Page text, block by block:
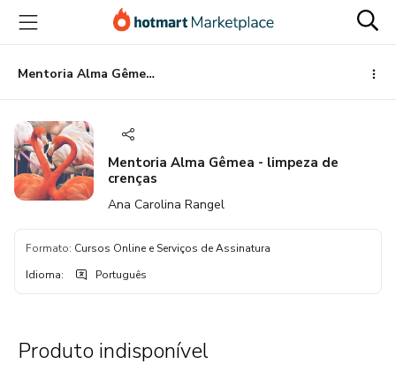
para
conteúdo
principal
para
pagamento
para
rodapé
Mentoria Alma Gêmea - limpeza de crenças
Mentoria Alma Gêmea - limpeza de
crenças
Ana Carolina Rangel
Formato: Cursos Online e Serviços de Assinatura
Idioma: Português
Produto indisponível